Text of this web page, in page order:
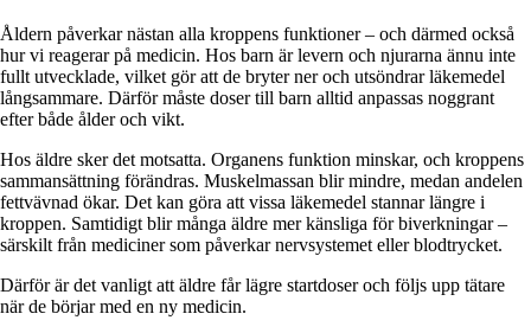
Åldern påverkar nästan alla kroppens funktioner – och därmed också
hur vi reagerar på medicin. Hos barn är levern och njurarna ännu inte
fullt utvecklade, vilket gör att de bryter ner och utsöndrar läkemedel
långsammare. Därför måste doser till barn alltid anpassas noggrant
efter både ålder och vikt.
Hos äldre sker det motsatta. Organens funktion minskar, och kroppens
sammansättning förändras. Muskelmassan blir mindre, medan andelen
fettvävnad ökar. Det kan göra att vissa läkemedel stannar längre i
kroppen. Samtidigt blir många äldre mer känsliga för biverkningar –
särskilt från mediciner som påverkar nervsystemet eller blodtrycket.
Därför är det vanligt att äldre får lägre startdoser och följs upp tätare
när de börjar med en ny medicin.